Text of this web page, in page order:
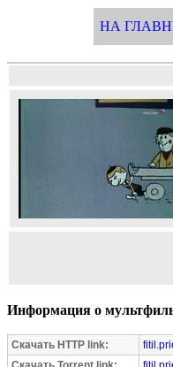
НА
Информация о
Скачать HTTP link: